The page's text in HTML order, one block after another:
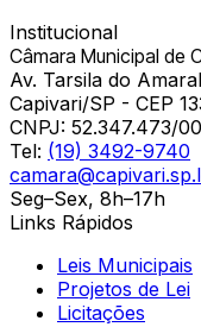
Institucional
Câmara Municipal de
Av. Tarsila do
Capivari/SP - CEP
CNPJ: 52.347.473/
Tel: (19) 3492-9740
Seg–Sex, 8h–17h
Links Rápidos
Leis Municipais
Projetos de Lei
Licitações